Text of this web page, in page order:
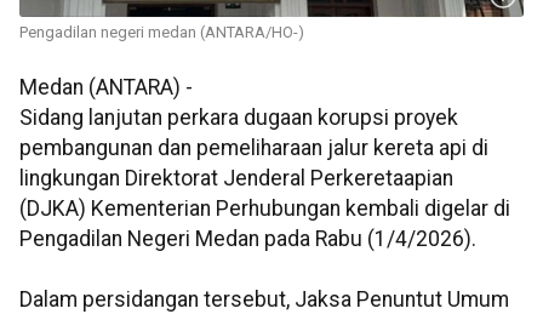
Pengadilan negeri medan (ANTARA/HO-)
Medan (ANTARA) -
Sidang lanjutan perkara dugaan korupsi proyek
pembangunan dan pemeliharaan jalur kereta api di
lingkungan Direktorat Jenderal Perkeretaapian
(DJKA) Kementerian Perhubungan kembali digelar di
Pengadilan Negeri Medan pada Rabu (1/4/2026).
Dalam persidangan tersebut, Jaksa Penuntut Umum